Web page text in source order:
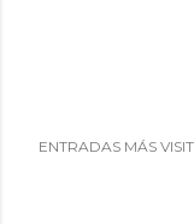
ENTRADAS MÁS